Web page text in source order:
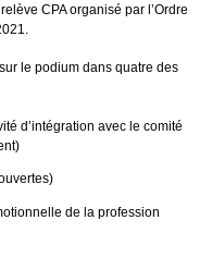
CPA organisé par l’Ordre
le podium dans quatre des
d’intégration avec le comité
de la profession